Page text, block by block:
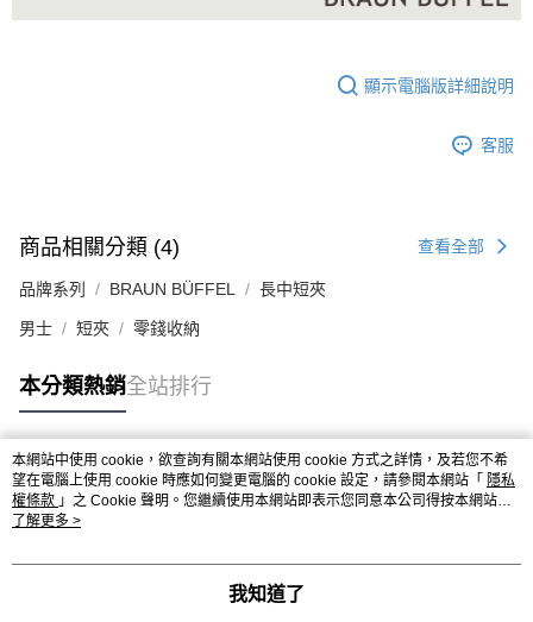
顯示電腦版詳細說明
客服
商品相關分類 (4) 查看全部
品牌系列 BRAUN BÜFFEL 長中短夾
男士 短夾 零錢收納
本分類熱銷全站排行
熱門標籤
本網站中使用 cookie，欲查詢有關本網站使用 cookie 方式之詳情，及若您不希
望在電腦上使用 cookie 時應如何變更電腦的 cookie 設定，請參閱本網站「 隱私
權條款 」之 Cookie 聲明。您繼續使用本網站即表示您同意本公司得按本網站使
用條款之 Cookie 聲明使用 cookie。
了解更多 >
我知道了